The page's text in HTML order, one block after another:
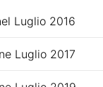
Luglio 2016
Luglio 2017